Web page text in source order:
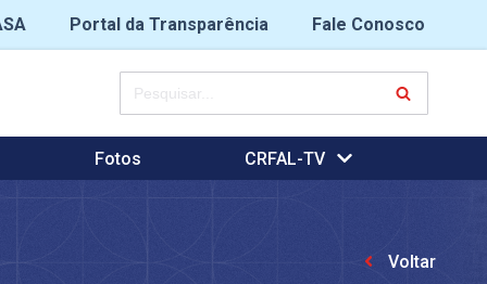
Portal da Transparência
Fale Conosco
Fotos CRFAL-TV
Voltar